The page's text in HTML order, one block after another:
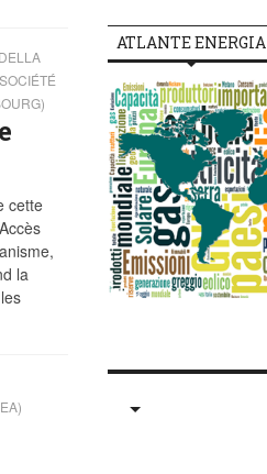
cette
la
ATLANTE ENERGIA